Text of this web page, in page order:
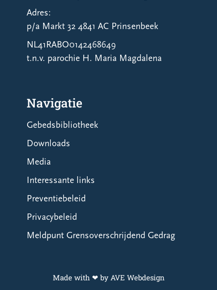
Adres:
p/a Markt 32 4841 AC Prinsenbeek
NL41RABO0142468649
t.n.v. parochie H. Maria Magdalena
Navigatie
Gebedsbibliotheek
Downloads
Media
Interessante links
Preventiebeleid
Privacybeleid
Meldpunt Grensoverschrijdend Gedrag
Made with ❤ by AVE Webdesign